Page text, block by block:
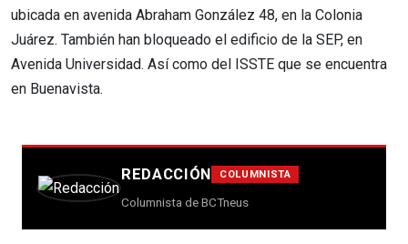
ubicada en avenida Abraham González 48, en la Colonia
Juárez. También han bloqueado el edificio de la SEP, en
Avenida Universidad. Así como del ISSTE que se encuentra
en Buenavista.
REDACCIÓN COLUMNISTA
Columnista de BCTneus